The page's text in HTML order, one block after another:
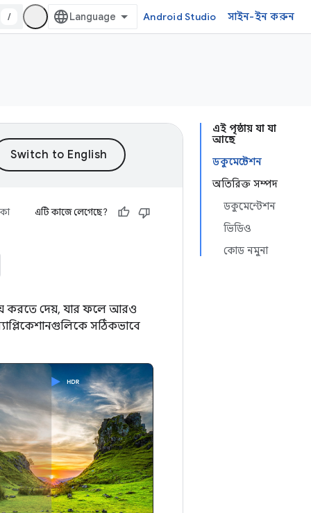
/ Android Studio সাইন-ইন করুন
এই পৃষ্ঠায় যা যা
আছে
ডকুমেন্টেশন
অতিরিক্ত সম্পদ
ডকুমেন্টেশন
ভিডিও
কোড নমুনা
এটি কাজে লেগেছে?
করতে দেয়, যার ফলে আরও
সঠিকভাবে